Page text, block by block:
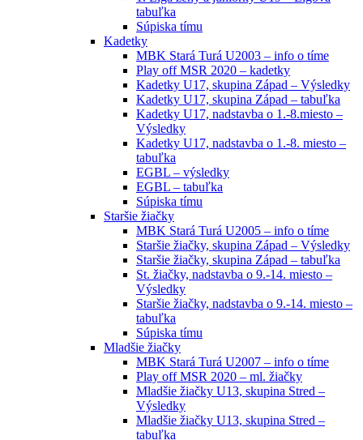
tabuľka
Súpiska tímu
Kadetky
MBK Stará Turá U2003 – info o tíme
Play off MSR 2020 – kadetky
Kadetky U17, skupina Západ – Výsledky
Kadetky U17, skupina Západ – tabuľka
Kadetky U17, nadstavba o 1.-8.miesto –
Výsledky
Kadetky U17, nadstavba o 1.-8. miesto –
tabuľka
EGBL – výsledky
EGBL – tabuľka
Súpiska tímu
Staršie žiačky
MBK Stará Turá U2005 – info o tíme
Staršie žiačky, skupina Západ – Výsledky
Staršie žiačky, skupina Západ – tabuľka
St. žiačky, nadstavba o 9.-14. miesto –
Výsledky
Staršie žiačky, nadstavba o 9.-14. miesto –
tabuľka
Súpiska tímu
Mladšie žiačky
MBK Stará Turá U2007 – info o tíme
Play off MSR 2020 – ml. žiačky
Mladšie žiačky U13, skupina Stred –
Výsledky
Mladšie žiačky U13, skupina Stred –
tabuľka